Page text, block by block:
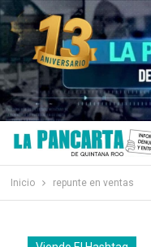
Inicio repunte en ventas